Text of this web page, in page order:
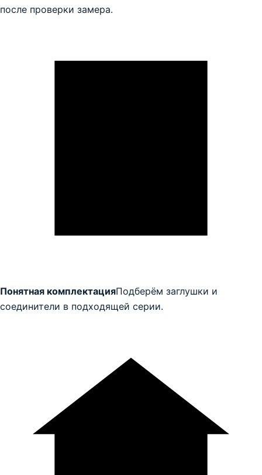
после проверки замера.
Понятная комплектацияПодберём заглушки и
соединители в подходящей серии.